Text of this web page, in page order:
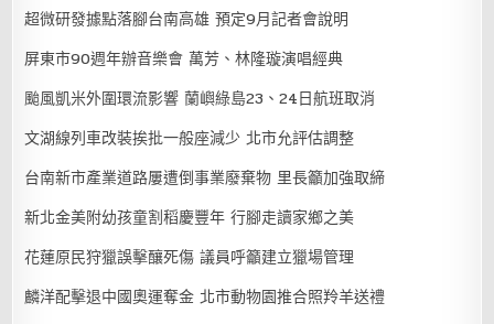
超微研發據點落腳台南高雄 預定9月記者會說明
屏東市90週年辦音樂會 萬芳、林隆璇演唱經典
颱風凱米外圍環流影響 蘭嶼綠島23、24日航班取消
文湖線列車改裝挨批一般座減少 北市允評估調整
台南新市產業道路屢遭倒事業廢棄物 里長籲加強取締
新北金美附幼孩童割稻慶豐年 行腳走讀家鄉之美
花蓮原民狩獵誤擊釀死傷 議員呼籲建立獵場管理
麟洋配擊退中國奧運奪金 北市動物園推合照羚羊送禮